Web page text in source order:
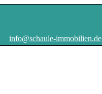
info@schaule-immobilien.de